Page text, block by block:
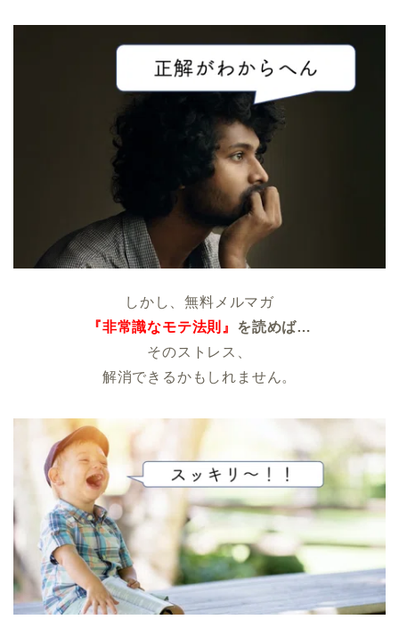
しかし、無料メルマガ
『非常識なモテ法則』 を読めば…
そのストレス、
解消できるかもしれません。